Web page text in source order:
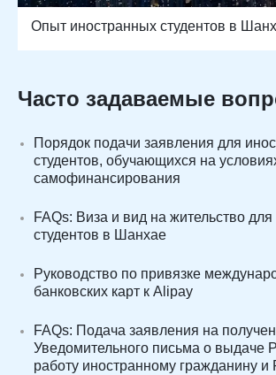
Опыт иностранных студентов в
Часто задаваемые
Порядок подачи заявления для
студентов, обучающихся на
самофинансирования
FAQs: Виза и вид на жительство
студентов в Шанхае
Руководство по привязке
банковских карт к Alipay
FAQs: Подача заявления на
Уведомительного письма о выдаче
работу иностранному гражданину